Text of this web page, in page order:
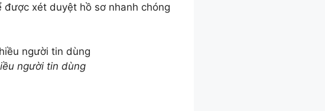
xét duyệt hồ sơ nhanh chóng
người tin dùng